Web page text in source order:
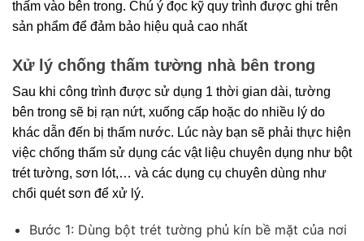
thấm vào bên trong. Chú ý đọc kỹ quy trình được ghi trên
sản phẩm để đảm bảo hiệu quả cao nhất
Xử lý chống thấm tường nhà bên trong
Sau khi công trình được sử dụng 1 thời gian dài, tường
bên trong sẽ bị rạn nứt, xuống cấp hoặc do nhiều lý do
khác dẫn đến bị thấm nước. Lúc này bạn sẽ phải thực hiện
việc chống thấm sử dụng các vật liệu chuyên dụng như bột
trét tường, sơn lót,… và các dụng cụ chuyên dùng như
chổi quét sơn để xử lý.
Bước 1: Dùng bột trét tường phủ kín bề mặt của nơi